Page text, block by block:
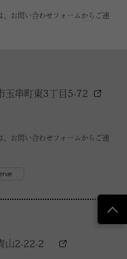
、お問い合わせフォームからご連
串町東3丁目5-72
、お問い合わせフォームからご連
山2-22-2